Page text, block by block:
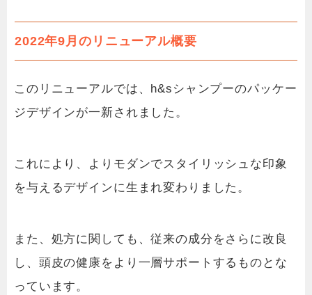
2022年9月のリニューアル概要
このリニューアルでは、h&sシャンプーのパッケー
ジデザインが一新されました。
これにより、よりモダンでスタイリッシュな印象
を与えるデザインに生まれ変わりました。
また、処方に関しても、従来の成分をさらに改良
し、頭皮の健康をより一層サポートするものとな
っています。